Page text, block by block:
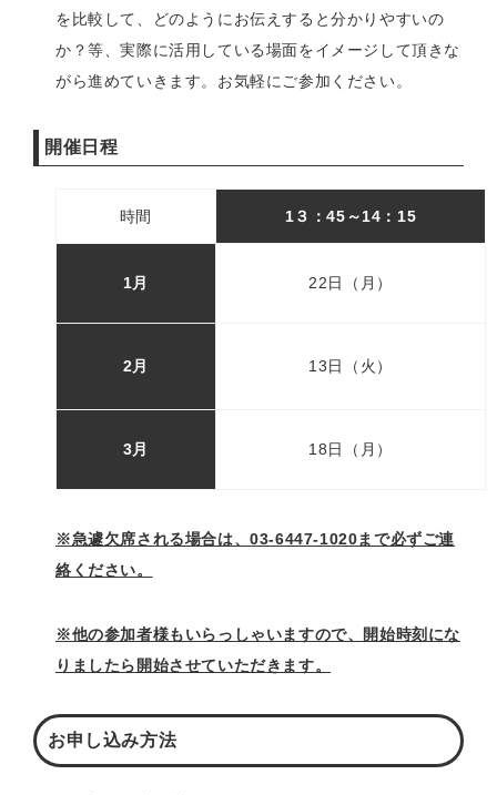
を比較して、どのようにお伝えすると分かりやすいの
か？等、実際に活用している場面をイメージして頂きな
がら進めていきます。お気軽にご参加ください。
開催日程
時間 1３：45～14：15
1月 22日（月）
2月 13日（火）
3月 18日（月）
※急遽欠席される場合は、03-6447-1020まで必ずご連
絡ください。
※他の参加者様もいらっしゃいますので、開始時刻にな
りましたら開始させていただきます。
お申し込み方法